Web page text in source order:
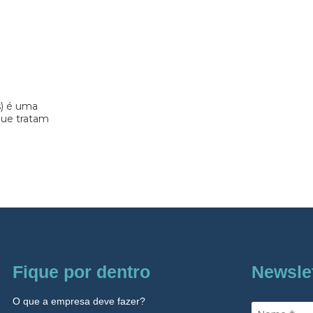
é uma
tratam
Fique por dentro
O que a empresa deve fazer?